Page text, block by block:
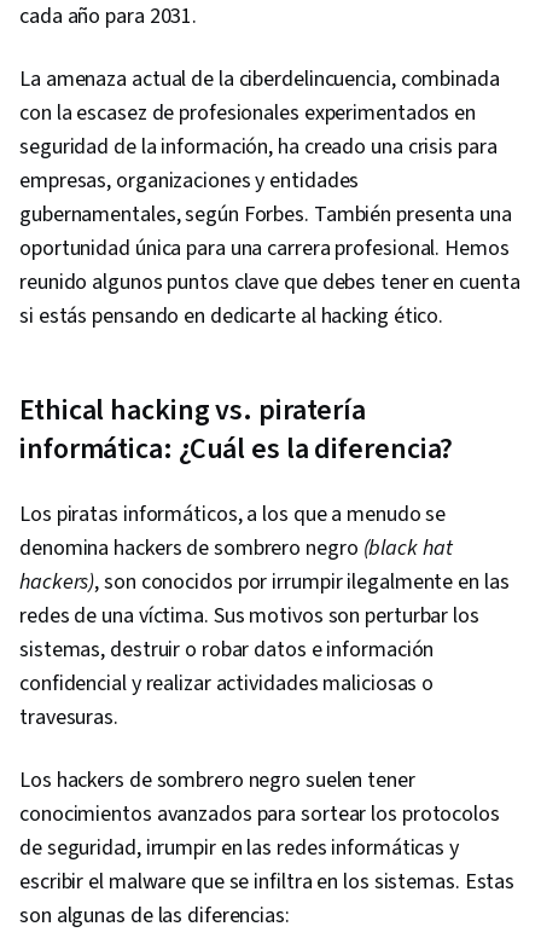
cada año para 2031.
La amenaza actual de la ciberdelincuencia, combinada
con la escasez de profesionales experimentados en
seguridad de la información, ha creado una crisis para
empresas, organizaciones y entidades
gubernamentales, según Forbes. También presenta una
oportunidad única para una carrera profesional. Hemos
reunido algunos puntos clave que debes tener en cuenta
si estás pensando en dedicarte al hacking ético.
Ethical hacking vs. piratería
informática: ¿Cuál es la diferencia?
Los piratas informáticos, a los que a menudo se
denomina hackers de sombrero negro (black hat
hackers), son conocidos por irrumpir ilegalmente en las
redes de una víctima. Sus motivos son perturbar los
sistemas, destruir o robar datos e información
confidencial y realizar actividades maliciosas o
travesuras.
Los hackers de sombrero negro suelen tener
conocimientos avanzados para sortear los protocolos
de seguridad, irrumpir en las redes informáticas y
escribir el malware que se infiltra en los sistemas. Estas
son algunas de las diferencias: